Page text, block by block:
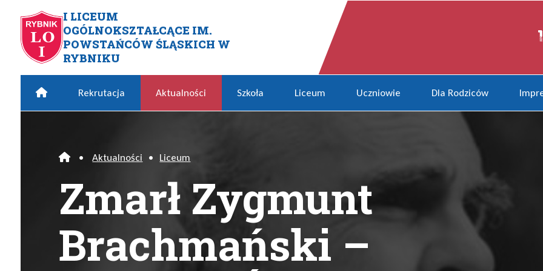
Przejdź do menu głównego
Przejdź do menu dodatkowego
Przejdź do treści
Mapa serwisu
I LICEUM
OGÓLNOKSZTAŁCĄCE IM.
POWSTAŃCÓW ŚLĄSKICH W
RYBNIKU
Zmarł Zygmunt Brachmański – wybitny Śląski rzeźbiarz
Home Rekrutacja Aktualności Szkoła Liceum Uczniowie Dla Rodziców
Home
• Aktualności • Liceum
Zmarł Zygmunt
Brachmański –